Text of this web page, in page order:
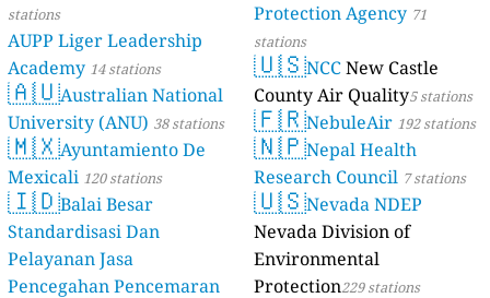
stations
AUPP Liger Leadership
Academy 14 stations
🇦🇺Australian National
University (ANU) 38 stations
🇲🇽Ayuntamiento De
Mexicali 120 stations
🇮🇩Balai Besar
Standardisasi Dan
Pelayanan Jasa
Pencegahan Pencemaran
Protection Agency 71
stations
🇺🇸NCCNew Castle
County Air Quality5 stations
🇫🇷NebuleAir 192 stations
🇳🇵Nepal Health
Research Council 7 stations
🇺🇸Nevada NDEP
Nevada Division of
Environmental
Protection229 stations